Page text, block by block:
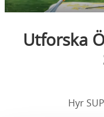
Utforska
Hyr